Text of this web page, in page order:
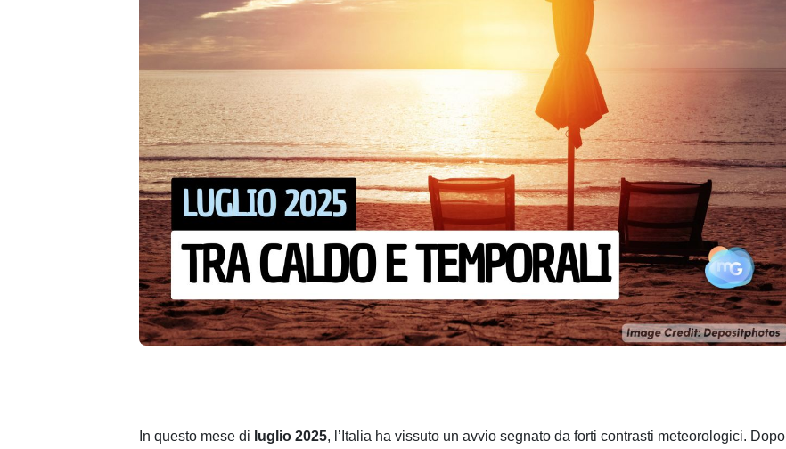
In questo mese di luglio 2025, l’Italia ha vissuto un avvio segnato da forti contrasti meteorologici. Dopo